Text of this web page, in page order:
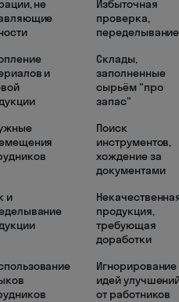
не
Избыточная
проверка,
переделывание
и
Склады,
заполненные
сырьём "про
запас"
Поиск
инструментов,
хождение за
документами
и
продукция,
требующая
доработки
Игнорирование
идей
от работников